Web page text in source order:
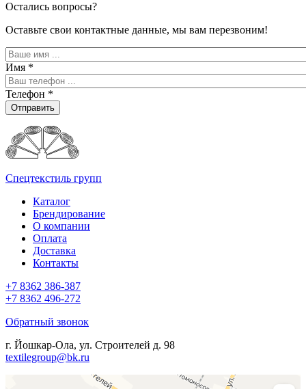
Остались вопросы?
Оставьте свои контактные данные, мы вам перезвоним!
Имя *
Телефон *
Отправить
Спецтекстиль групп
Каталог
Брендирование
О компании
Оплата
Доставка
Контакты
+7 8362 386-387
+7 8362 496-272
Обратный звонок
г. Йошкар-Ола, ул. Строителей д. 98
textilegroup@bk.ru